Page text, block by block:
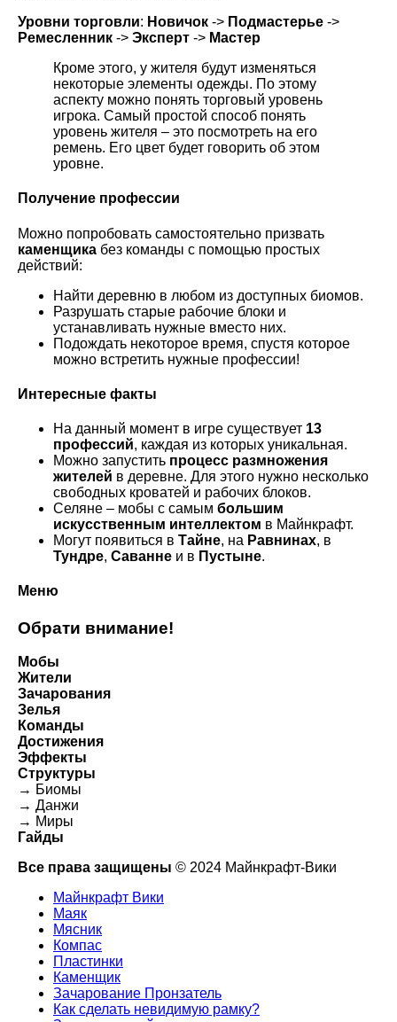
Уровни торговли: Новичок -> Подмастерье ->
Ремесленник -> Эксперт -> Мастер
Кроме этого, у жителя будут изменяться
некоторые элементы одежды. По этому
аспекту можно понять торговый уровень
игрока. Самый простой способ понять
уровень жителя – это посмотреть на его
ремень. Его цвет будет говорить об этом
уровне.
Получение профессии
Можно попробовать самостоятельно призвать
каменщика без команды с помощью простых
действий:
Найти деревню в любом из доступных биомов.
Разрушать старые рабочие блоки и
устанавливать нужные вместо них.
Подождать некоторое время, спустя которое
можно встретить нужные профессии!
Интересные факты
На данный момент в игре существует 13
профессий, каждая из которых уникальная.
Можно запустить процесс размножения
жителей в деревне. Для этого нужно несколько
свободных кроватей и рабочих блоков.
Селяне – мобы с самым большим
искусственным интеллектом в Майнкрафт.
Могут появиться в Тайне, на Равнинах, в
Тундре, Саванне и в Пустыне.
Меню
Обрати внимание!
Мобы
Жители
Зачарования
Зелья
Команды
Достижения
Эффекты
Структуры
→ Биомы
→ Данжи
→ Миры
Гайды
Все права защищены © 2024 Майнкрафт-Вики
Майнкрафт Вики
Маяк
Мясник
Компас
Пластинки
Каменщик
Зачарование Пронзатель
Как сделать невидимую рамку?